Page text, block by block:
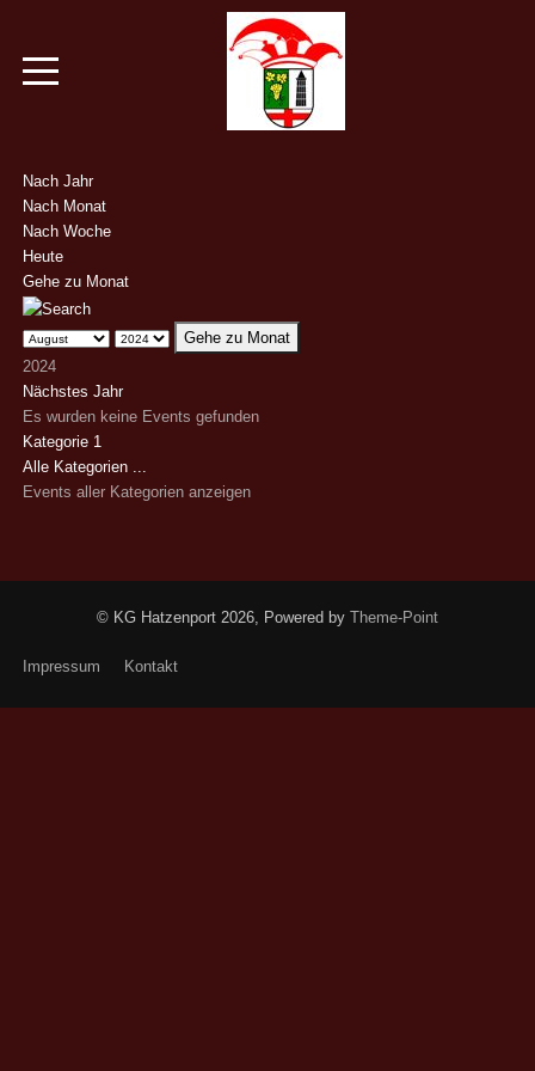
Nach Jahr
Nach Monat
Nach Woche
Heute
Gehe zu Monat
Gehe zu Monat
2024
Nächstes Jahr
Es wurden keine Events gefunden
Limite der Paginierungsliste
Kategorie 1
Alle Kategorien ...
Events aller Kategorien anzeigen
© KG Hatzenport 2026, Powered by Theme-Point
Impressum Kontakt